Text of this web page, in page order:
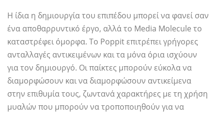
Η ίδια η δημιουργία του επιπέδου μπορεί να φανεί σαν
ένα αποθαρρυντικό έργο, αλλά το Media Molecule το
καταστρέφει όμορφα. Το Poppit επιτρέπει γρήγορες
ανταλλαγές αντικειμένων και τα μόνα όρια ισχύουν
για τον δημιουργό. Οι παίκτες μπορούν εύκολα να
διαμορφώσουν και να διαμορφώσουν αντικείμενα
στην επιθυμία τους, ζωντανά χαρακτήρες με τη χρήση
μυαλών που μπορούν να τροποποιηθούν για να